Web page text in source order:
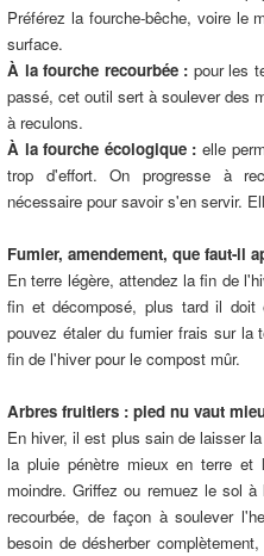
Préférez la fourche-bêche, voire le
surface.
À la fourche recourbée : pour les
passé, cet outil sert à soulever des
à reculons.
À la fourche écologique : elle
trop d'effort. On progresse à
nécessaire pour savoir s'en servir.
Fumier, amendement, que faut-il
En terre légère, attendez la fin de
fin et décomposé, plus tard il doit
pouvez étaler du fumier frais sur la
fin de l'hiver pour le compost mûr.
Arbres fruitiers : pied nu vaut
En hiver, il est plus sain de laisser
la pluie pénètre mieux en terre
moindre. Griffez ou remuez le sol
recourbée, de façon à soulever
besoin de désherber